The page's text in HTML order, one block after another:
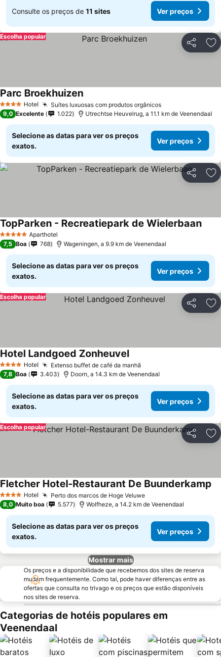
Consulte os preços de 11 sites Ver preços
Partilhar
Escolha popular
4 EstrelasHotel Suítes luxuosas com produtos orgânicosVer preços
Parc BroekhuizenVer preços
9,0 Excelente 1.022 Utrechtse Heuvelrug, a 11.1 km de Veenendaal
Selecione as datas para ver os preços
exatos.
Ver preços
Partilhar
5 Estrelas Aparthotel
TopParken - Recreatiepark de WielerbaanVer
7,5 Boa 768 Wageningen, a 9.9 km de Veenendaal
Selecione as datas para ver os preços
exatos.
Ver preços
Partilhar
Escolha popular
4 EstrelasHotel Extenso buffet de café da manhã
Hotel Landgoed ZonheuvelVer preços
7,8 Boa 3.403 Doorn, a 14.3 km de Veenendaal
Selecione as datas para ver os preços
exatos.
Ver preços
Partilhar
Escolha popular
4 EstrelasHotel Perto dos marcos de Hoge VeluweVer preços
Fletcher Hotel-Restaurant De Buunderkamp
8,0 Muito boa 5.577 Wolfheze, a 14.2 km de Veenendaal
Selecione as datas para ver os preços
exatos.
Ver preços
Mostrar mais
Os preços e a disponibilidade que recebemos dos sites de reserva
mudam frequentemente. Como tal, pode haver diferenças entre as
ofertas que consulta no trivago e os preços que estão disponíveis
nos sites de reserva.
Categorias de hotéis populares em
Veenendaal